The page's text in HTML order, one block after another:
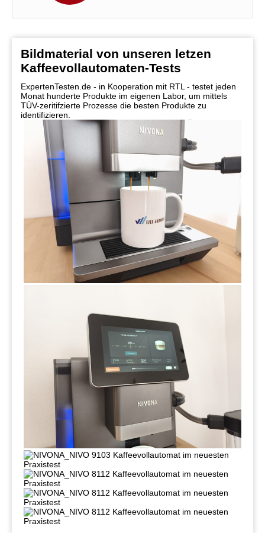
Bildmaterial von unseren letzen
Kaffeevollautomaten-Tests
ExpertenTesten.de - in Kooperation mit RTL - testet jeden
Monat hunderte Produkte im eigenen Labor, um mittels
TÜV-zeritifzierte Prozesse die besten Produkte zu
identifizieren.